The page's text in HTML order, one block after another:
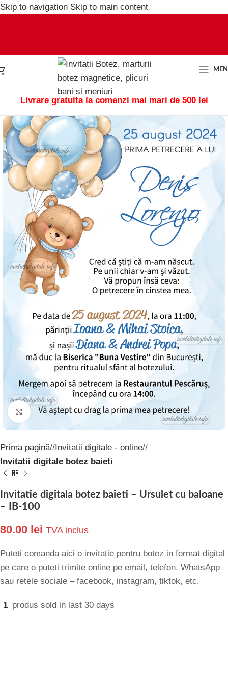
Skip to navigation Skip to main content
Livrare gratuita la comenzi mai mari de 500 lei
Click to enlarge
Prima pagină/ Invitatii digitale - online/
Invitatii digitale botez baieti
Invitatie digitala botez baieti – Ursulet cu baloane
– IB-100
80.00 lei TVA inclus
Puteti comanda aici o invitatie pentru botez in format digital
pe care o puteti trimite online pe email, telefon, WhatsApp
sau retele sociale – facebook, instagram, tiktok, etc.
1 produs sold in last 30 days